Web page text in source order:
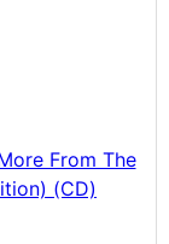
From The
(CD)